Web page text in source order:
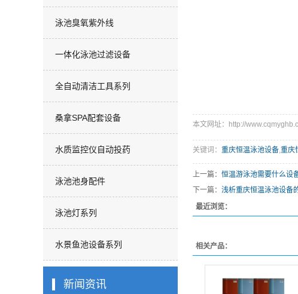
泳池臭氧紫外线
一体化泳池过滤设备
全自动清洁工具系列
桑拿SPA配套设备
水质监控仪自动投药
泳池池身配件
泳池灯系列
水景鱼池设备系列
新闻资讯
本文网址：http://
关键词： 重庆恒温泳池设备,重庆
上一篇： 恒温游泳池需要什么设
下一篇： 浅析重庆恒温泳池设备
最近浏览：
相关产品：